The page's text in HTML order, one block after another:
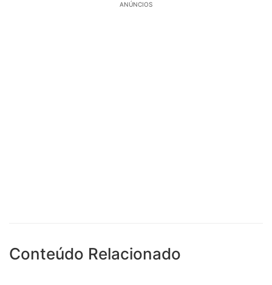
ANÚNCIOS
Conteúdo Relacionado